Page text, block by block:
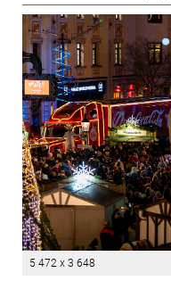
5 472 x 3 648